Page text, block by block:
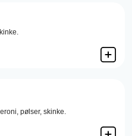
pølser, skinke.